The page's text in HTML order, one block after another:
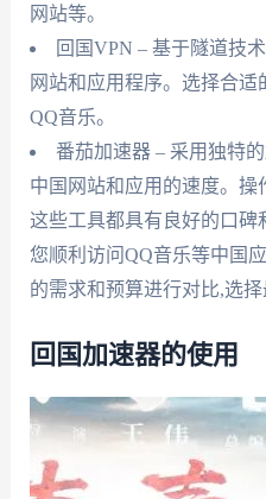
网站等。
回国VPN – 基于隧道技
网站和应用程序。选择合适
QQ音乐。
番茄加速器 – 采用独特
中国网站和应用的速度。操
这些工具都具有良好的口碑
您顺利访问QQ音乐等中国
的需求和预算进行对比,选择
回国加速器的使用